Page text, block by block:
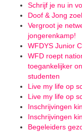
Schrijf je nu in
Doof & Jong
Vergroot je
jongerenkamp!
WFDYS Junior
WFD roept
toegankelijker
studenten
Live my life op
Live my life op
Inschrijvingen
Inschrijvingen
Begeleiders